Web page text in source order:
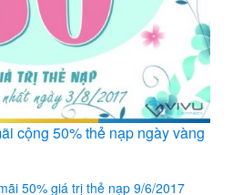
cộng 50% thẻ nạp ngày vàng